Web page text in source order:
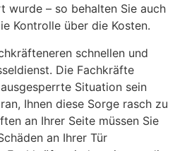
wurde – so behalten Sie auch
Kontrolle über die Kosten.
schnellen und
Die Fachkräfte
Situation sein
Ihnen diese Sorge rasch zu
an Ihrer Seite müssen Sie
an Ihrer Tür